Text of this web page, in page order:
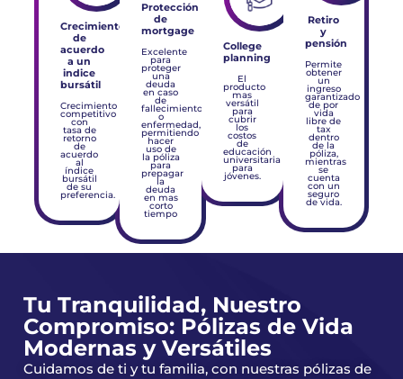
Crecimiento
de
acuerdo
a un
indice
bursátil
Crecimiento
competitivo
con
tasa de
retorno
de
acuerdo
al
índice
bursátil
de su
preferencia.
Protección
de
mortgage
Excelente
para
proteger
una
deuda
en caso
de
fallecimiento
o
enfermedad,
permitiendo
hacer
uso de
la póliza
para
prepagar
la
deuda
en mas
corto
tiempo
College
planning
El
producto
mas
versátil
para
cubrir
los
costos
de
educación
universitaria
para
jóvenes.
Retiro
y
pensión
Permite
obtener
un
ingreso
garantizado
de por
vida
libre de
tax
dentro
de la
póliza,
mientras
se
cuenta
con un
seguro
de vida.
Tu Tranquilidad, Nuestro
Compromiso: Pólizas de Vida
Modernas y Versátiles
Cuidamos de ti y tu familia, con nuestras pólizas de